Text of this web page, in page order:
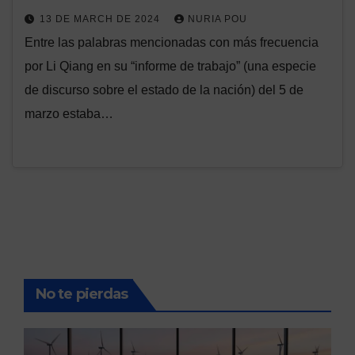
13 DE MARCH DE 2024 NURIA POU
Entre las palabras mencionadas con más frecuencia
por Li Qiang en su “informe de trabajo” (una especie
de discurso sobre el estado de la nación) del 5 de
marzo estaba…
No te pierdas